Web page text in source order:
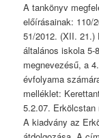
A tankönyv
előírásainak: 110/
51/2012. (XII. 21.)
általános iskola 5-
megnevezésű, a
évfolyama
melléklet:
5.2.07. Erkölcstan
A kiadvány az